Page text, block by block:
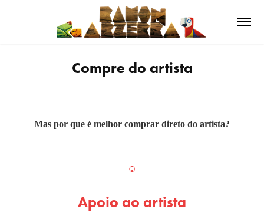
Compre do artista
Mas por que é melhor comprar direto do artista?
☺
Apoio ao artista